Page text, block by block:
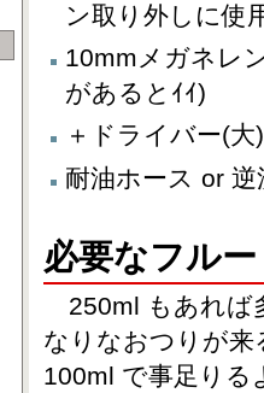
ン取り外しに使
10mmメガネレ
があるとｲｲ)
＋ドライバー(大)
耐油ホース or
必要なフル
250ml もあれば
なりなおつりが
100ml で事足りる